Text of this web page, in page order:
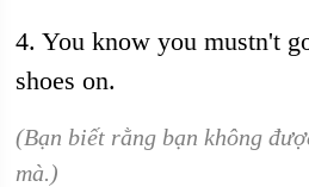
4. You know you mustn't
shoes on.
(Bạn biết rằng bạn không
mà.)